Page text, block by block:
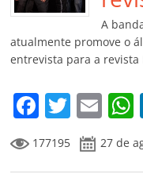
k
A
atualmente promove o
entrevista para a revista
F
a
c
T
w
itt
E
m
ai
177195 27 de